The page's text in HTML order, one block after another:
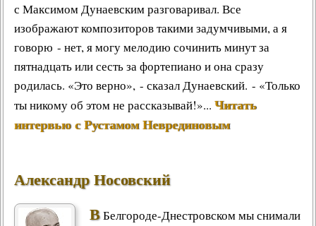
с Максимом Дунаевским разговаривал. Все
изображают композиторов такими задумчивыми, а я
говорю - нет, я могу мелодию сочинить минут за
пятнадцать или сесть за фортепиано и она сразу
родилась. «Это верно», - сказал Дунаевский. - «Только
ты никому об этом не рассказывай!»... Читать
интервью с Рустамом Неврединовым
Александр Носовский
ВБелгороде-Днестровском мы снимали